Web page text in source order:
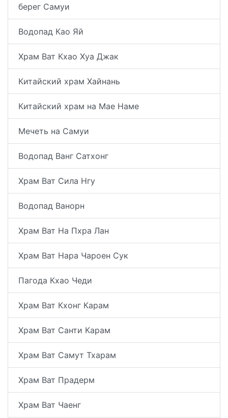
берег Самуи
Водопад Као Яй
Храм Ват Кхао Хуа Джак
Китайский храм Хайнань
Китайский храм на Мае Наме
Мечеть на Самуи
Водопад Ванг Сатхонг
Храм Ват Сила Нгу
Водопад Ванорн
Храм Ват На Пхра Лан
Храм Ват Нара Чароен Сук
Пагода Кхао Чеди
Храм Ват Кхонг Карам
Храм Ват Санти Карам
Храм Ват Самут Тхарам
Храм Ват Прадерм
Храм Ват Чаенг